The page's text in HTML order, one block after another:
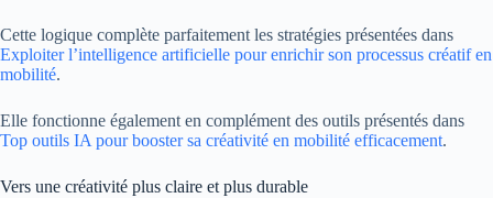
Cette logique complète parfaitement les stratégies présentées dans
Exploiter l’intelligence artificielle pour enrichir son processus créatif en
mobilité.
Elle fonctionne également en complément des outils présentés dans
Top outils IA pour booster sa créativité en mobilité efficacement.
Vers une créativité plus claire et plus durable